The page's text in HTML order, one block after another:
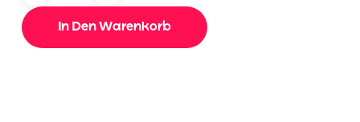
In Den Warenkorb